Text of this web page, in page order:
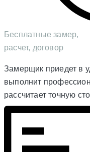
Бесплатные замер,
расчет, договор
Замерщик приедет в
выполнит
рассчитает точную